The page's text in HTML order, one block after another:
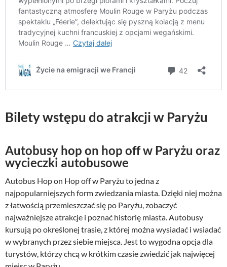
Bilety wstępu do atrakcji w Paryżu
Autobusy hop on hop off w Paryżu oraz
wycieczki autobusowe
Autobus Hop on Hop off w Paryżu to jedna z
najpopularniejszych form zwiedzania miasta. Dzięki niej można
z łatwością przemieszczać się po Paryżu, zobaczyć
najważniejsze atrakcje i poznać historię miasta. Autobusy
kursują po określonej trasie, z której można wysiadać i wsiadać
w wybranych przez siebie miejsca. Jest to wygodna opcja dla
turystów, którzy chcą w krótkim czasie zwiedzić jak najwięcej